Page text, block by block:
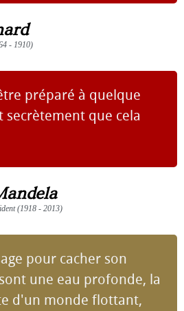
- 1910)
préparé à quelque
secrètement que cela
(1918 - 2013)
pour cacher son
une eau profonde, la
d'un monde flottant,